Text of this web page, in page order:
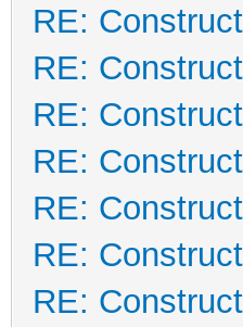
RE:
RE:
RE:
RE:
RE:
RE:
RE: